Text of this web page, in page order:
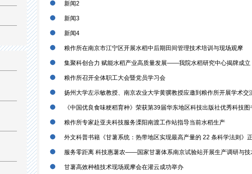
新闻2
新闻3
新闻4
粮作所在南京市江宁区开展水稻中后期田间管理技术培训与现场观摩
集聚科创合力 赋能水稻产业高质量发展——我院水稻研究中心揭牌成立
粮作所召开全体职工大会暨党员学习会
扬州大学左示敏教授、南京农业大学黄骥教授应邀到粮作所开展学术交
《中国优良食味粳稻育种》荣获第39届华东地区科技出版社优秀科技图
粮作所专家赴亚夫科技服务溧阳南渡工作站指导当前水稻生产
外文科普书籍《甘薯系统：热带地区实现最高产量的 22 条科学法则》
服务零距离 科技惠薯农——国家甘薯体系南京试验站开展生产调研与技
甘薯高效种植技术现场观摩会在灌云成功举办